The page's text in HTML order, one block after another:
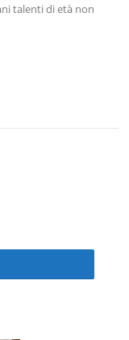
talenti di età non